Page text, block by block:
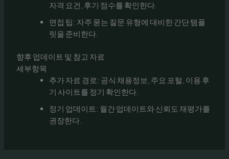
자격 요건, 후기 점수를 확인한다.
면접 팁: 자주 묻는 질문 유형에 대비한 간단 템플
릿을 준비한다.
향후 업데이트 및 참고 자료
세부항목
추가 자료 경로: 공식 채용정보, 주요 포털, 이용 후
기 사이트를 정기 확인한다.
정기 업데이트: 월간 업데이트와 신뢰도 재평가를
권장한다.